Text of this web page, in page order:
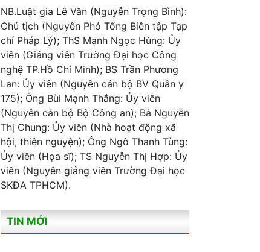
NB.Luật gia Lê Văn (Nguyễn Trọng Bình):
Chủ tịch (Nguyên Phó Tổng Biên tập Tạp
chí Pháp Lý); ThS Mạnh Ngọc Hùng: Ủy
viên (Giảng viên Trường Đại học Công
nghệ TP.Hồ Chí Minh); BS Trần Phương
Lan: Ủy viên (Nguyên cán bộ BV Quân y
175); Ông Bùi Mạnh Thắng: Ủy viên
(Nguyên cán bộ Bộ Công an); Bà Nguyễn
Thị Chung: Ủy viên (Nhà hoạt động xã
hội, thiện nguyện); Ông Ngô Thanh Tùng:
Ủy viên (Họa sĩ); TS Nguyễn Thị Hợp: Ủy
viên (Nguyên giảng viên Trường Đại học
SKĐA TPHCM).
TIN MỚI